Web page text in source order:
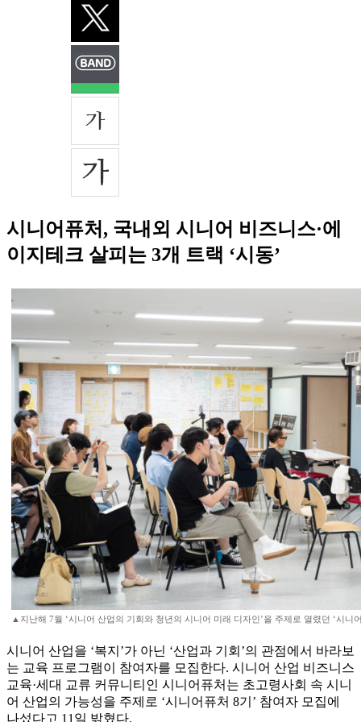
시니어퓨처, 국내외 시니어 비즈니스·에
이지테크 살피는 3개 트랙 ‘시동’
▲지난해 7월 ‘시니어 산업의 기회와 청년의 시니어 미래 디자인’을 주제로 열렸던 ‘시니
시니어 산업을 ‘복지’가 아닌 ‘산업과 기회’의 관점에서 바라보
는 교육 프로그램이 참여자를 모집한다. 시니어 산업 비즈니스
교육·세대 교류 커뮤니티인 시니어퓨처는 초고령사회 속 시니
어 산업의 가능성을 주제로 ‘시니어퓨처 8기’ 참여자 모집에
나섰다고 11일 밝혔다.